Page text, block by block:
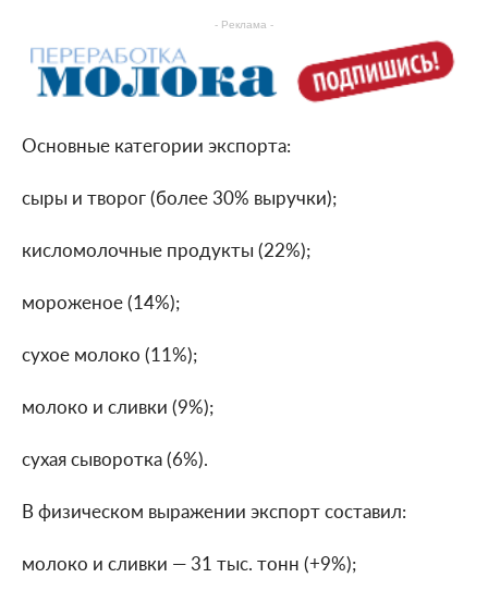
- Реклама -
Основные категории экспорта:
сыры и творог (более 30% выручки);
кисломолочные продукты (22%);
мороженое (14%);
сухое молоко (11%);
молоко и сливки (9%);
сухая сыворотка (6%).
В физическом выражении экспорт составил:
молоко и сливки — 31 тыс. тонн (+9%);